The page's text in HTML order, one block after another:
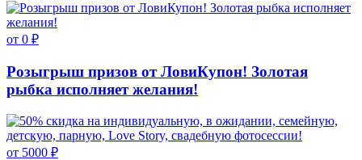
от 0 ₽
Розыгрыш призов от ЛовиКупон! Золотая
рыбка исполняет желания!
от 5000 ₽